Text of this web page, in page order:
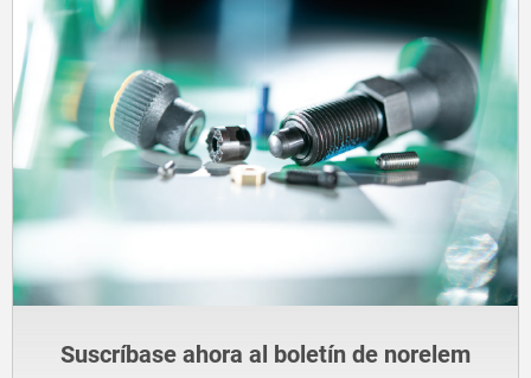
Suscríbase ahora al boletín de norelem